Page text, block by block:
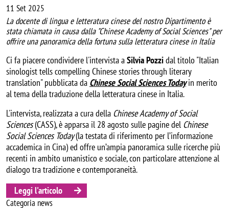
11 Set 2025
La docente di lingua e letteratura cinese del nostro Dipartimento è
stata chiamata in causa dalla "Chinese Academy of Social Sciences" per
offrire una panoramica della fortuna sulla letteratura cinese in Italia
Ci fa piacere condividere l'intervista aSilvia Pozzidal titolo "Italian
sinologist tells compelling Chinese stories through literary
translation" pubblicata da Chinese Social Sciences Today in merito
al tema della traduzione della letteratura cinese in Italia.
L'intervista, realizzata a cura della Chinese Academy of Social
Sciences(CASS), è apparsa il 28 agosto sulle pagine del Chinese
Social Sciences Today(la testata di riferimento per l’informazione
accademica in Cina) ed offre un’ampia panoramica sulle ricerche più
recenti in ambito umanistico e sociale, con particolare attenzione al
dialogo tra tradizione e contemporaneità.
Leggi l'articolo
Categoria news